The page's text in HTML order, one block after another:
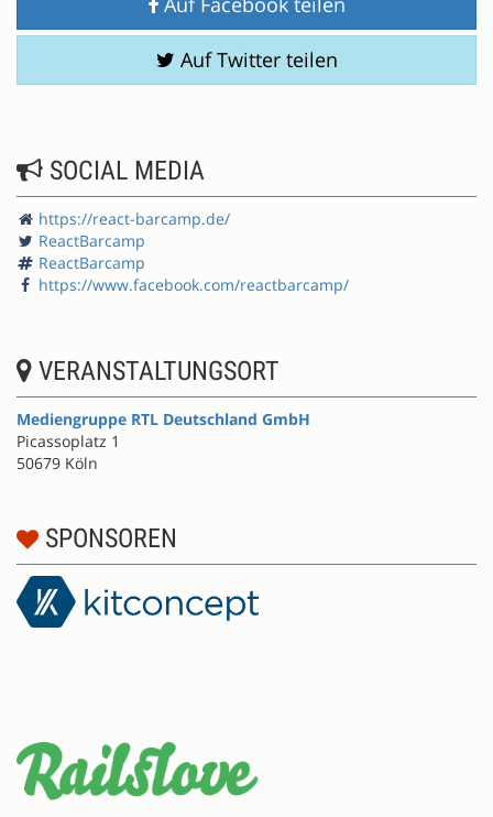
Auf Twitter teilen
SOCIAL MEDIA
https://react-barcamp.de/
ReactBarcamp
ReactBarcamp
https://www.facebook.com/reactbarcamp/
VERANSTALTUNGSORT
Mediengruppe RTL Deutschland GmbH
Picassoplatz 1
50679 Köln
SPONSOREN